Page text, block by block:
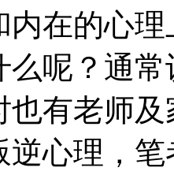
内在的心
么呢？通
也有老师
逆心理，